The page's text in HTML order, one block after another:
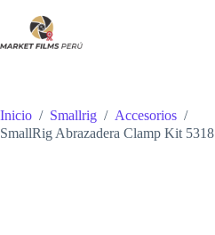
contenido
Inicio / Smallrig / Accesorios /
SmallRig Abrazadera Clamp Kit 5318